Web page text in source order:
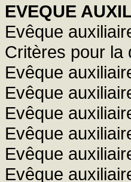
EVEQUE
Evêque
Critères pour la
Evêque
Evêque
Evêque
Evêque
Evêque
Evêque